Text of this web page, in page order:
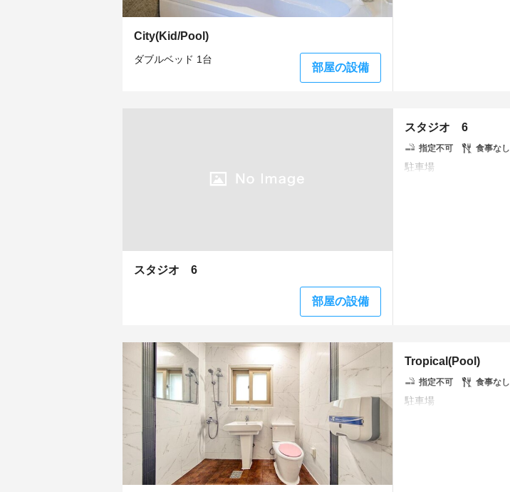
City(Kid/Pool)
ダブルベッド 1台
部屋の設備
スタジオ 6
部屋の設備
スタジオ 6
指定不可 食事なし
Tropical(Pool)
指定不可 食事なし